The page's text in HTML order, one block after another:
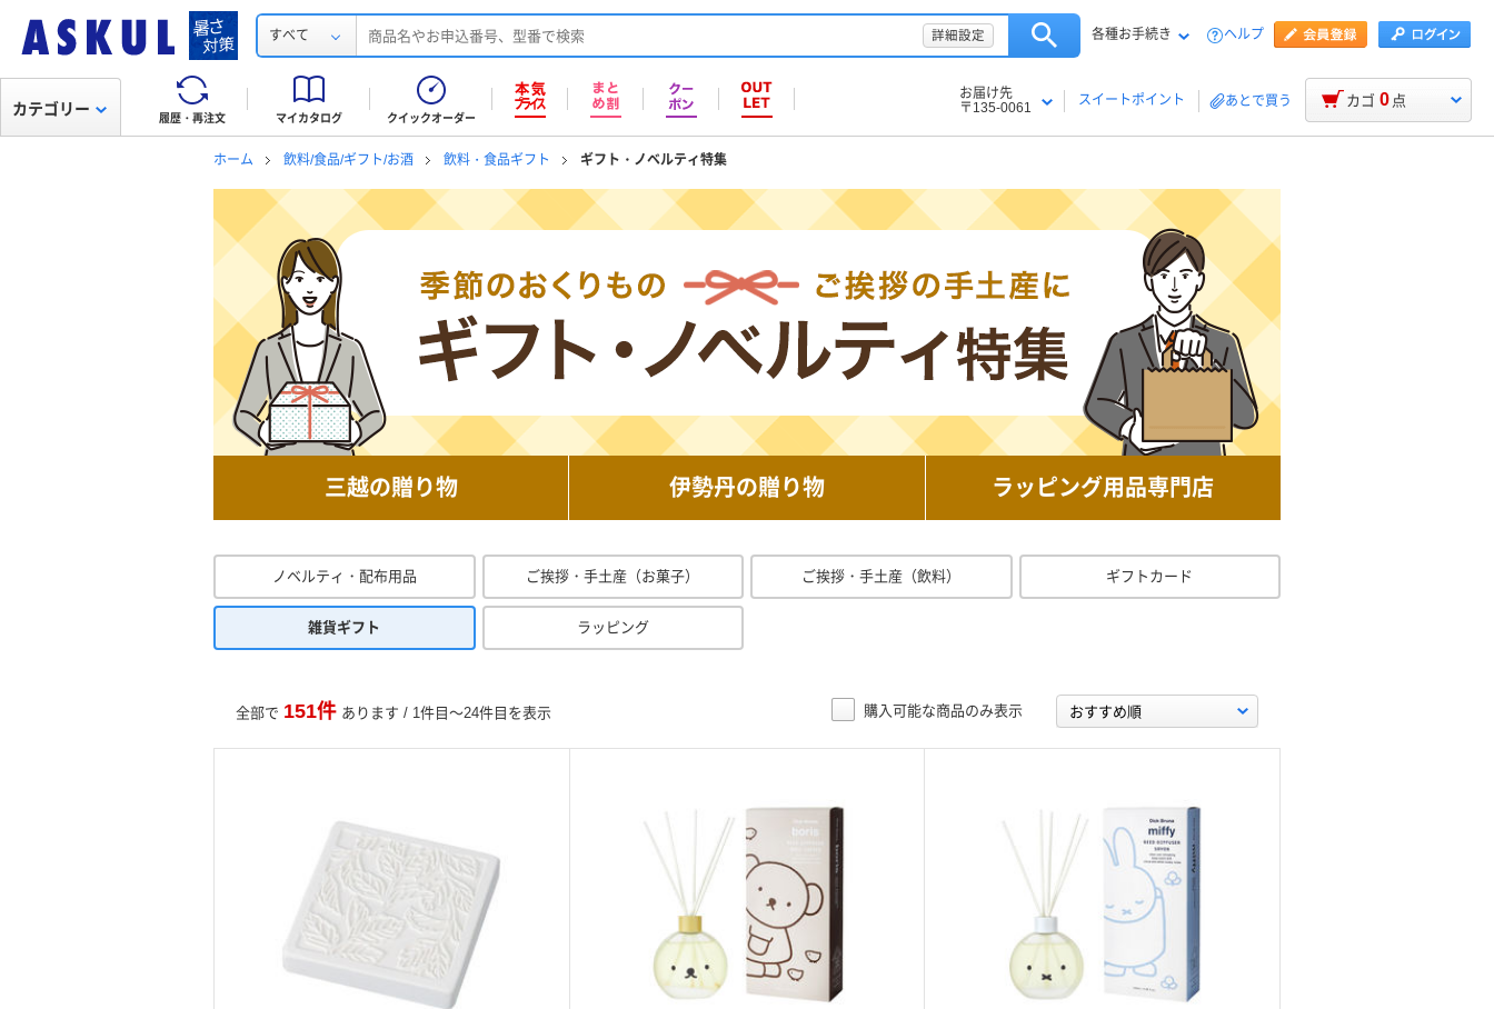
すべて 詳細設定 各種お手続き ヘルプ
履歴・再注文 マイカタログ クイックオーダー
お届け先
〒135-0061
スイートポイント あとで買う
カテゴリー カゴ 0 点
ホーム 飲料/食品/ギフト/お酒 飲料・食品ギフト ギフト・ノベルティ特集
三越の贈り物 伊勢丹の贈り物 ラッピング用品専門店
ノベルティ・配布用品 ご挨拶・手土産（お菓子） ご挨拶・手土産（飲料） ギフトカード
雑貨ギフト ラッピング
全部で 151件 あります / 1件目～24件目を表示 購入可能な商品のみ表示